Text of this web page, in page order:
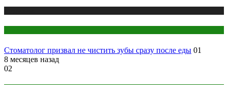
Стоматолог призвал не чистить зубы сразу после еды 01
8 месяцев назад
02